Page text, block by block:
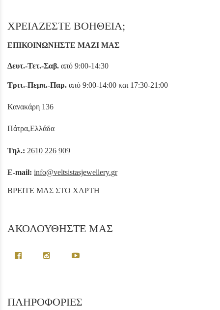
ΧΡΕΙΑΖΕΣΤΕ ΒΟΗΘΕΙΑ;
ΕΠΙΚΟΙΝΩΝΗΣΤΕ ΜΑΖΙ ΜΑΣ
Δευτ.-Τετ.-Σαβ. από 9:00-14:30
Τριτ.-Πεμπ.-Παρ. από 9:00-14:00 και 17:30-21:00
Κανακάρη 136
Πάτρα,Ελλάδα
Τηλ.: 2610 226 909
E-mail: info@veltsistasjewellery.gr
ΒΡΕΙΤΕ ΜΑΣ ΣΤΟ ΧΑΡΤΗ
ΑΚΟΛΟΥΘΗΣΤΕ ΜΑΣ
ΠΛΗΡΟΦΟΡΙΕΣ